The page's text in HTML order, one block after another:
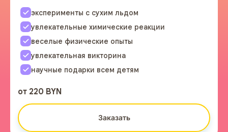
эксперименты с сухим льдом
увлекательные химические реакции
веселые физические опыты
увлекательная викторина
научные подарки всем детям
от 220 BYN
Заказать